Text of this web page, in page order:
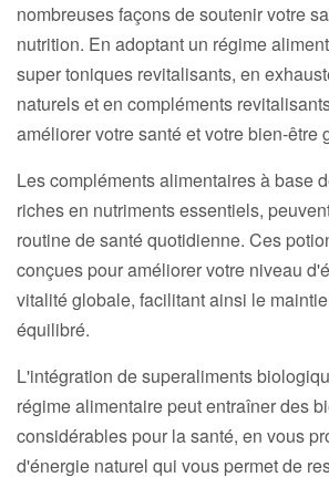
nombreuses façons de soutenir votre
nutrition. En adoptant un régime
super toniques revitalisants, en
naturels et en compléments
améliorer votre santé et votre bien-être
Les compléments alimentaires à base
riches en nutriments essentiels,
routine de santé quotidienne. Ces
conçues pour améliorer votre niveau
vitalité globale, facilitant ainsi le
équilibré.
L'intégration de superaliments
régime alimentaire peut entraîner des
considérables pour la santé, en vous
d'énergie naturel qui vous permet de